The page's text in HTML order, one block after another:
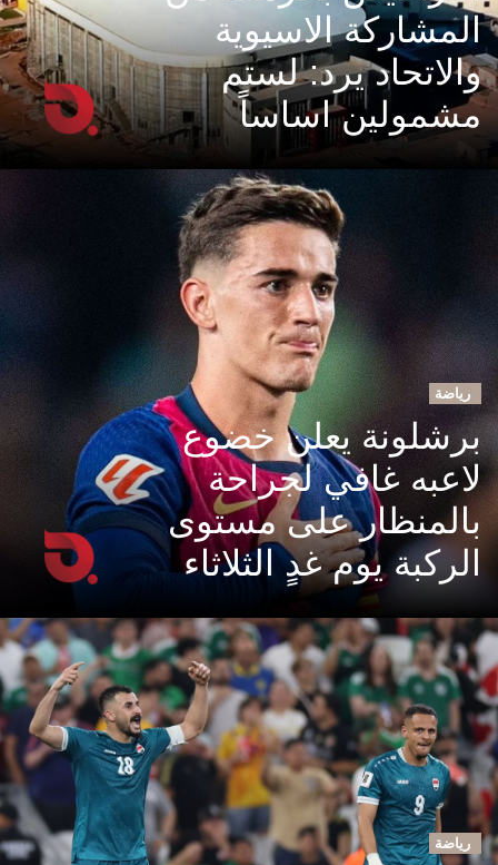
المشاركة الاسيوية
والاتحاد يرد: لستم
مشمولين اساساً
رياضة
برشلونة يعلن خضوع
لاعبه غافي لجراحة
بالمنظار على مستوى
الركبة يوم غدٍ الثلاثاء
رياضة